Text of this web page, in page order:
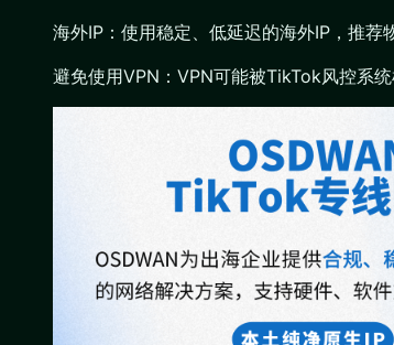
海外IP：使用稳定、低延迟的海外IP，推荐
避免使用VPN：VPN可能被TikTok风控系